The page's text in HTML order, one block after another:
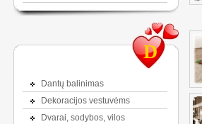
D
Dantų balinimas
Dekoracijos vestuvėms
Dvarai, sodybos, vilos